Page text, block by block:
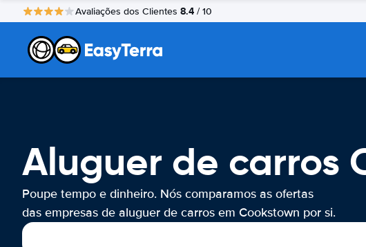
Avaliações dos Clientes 8.4 / 10
Aluguer de carros
Poupe tempo e dinheiro. Nós comparamos as ofertas
das empresas de aluguer de carros em Cookstown por si.